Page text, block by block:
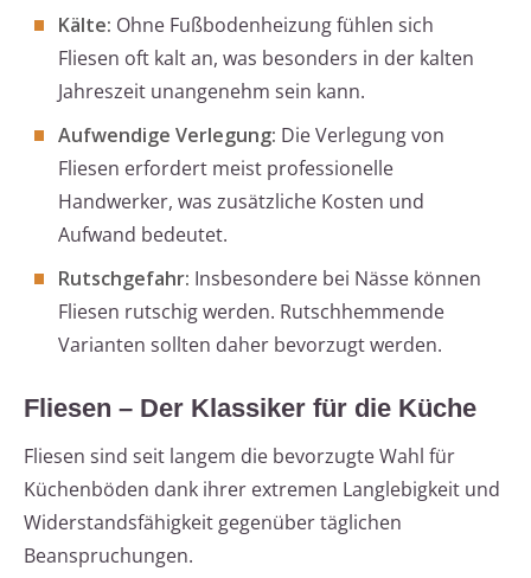
Kälte: Ohne Fußbodenheizung fühlen sich
Fliesen oft kalt an, was besonders in der kalten
Jahreszeit unangenehm sein kann.
Aufwendige Verlegung: Die Verlegung von
Fliesen erfordert meist professionelle
Handwerker, was zusätzliche Kosten und
Aufwand bedeutet.
Rutschgefahr: Insbesondere bei Nässe können
Fliesen rutschig werden. Rutschhemmende
Varianten sollten daher bevorzugt werden.
Fliesen – Der Klassiker für die Küche
Fliesen sind seit langem die bevorzugte Wahl für
Küchenböden dank ihrer extremen Langlebigkeit und
Widerstandsfähigkeit gegenüber täglichen
Beanspruchungen.